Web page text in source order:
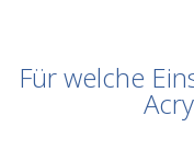
Für welche